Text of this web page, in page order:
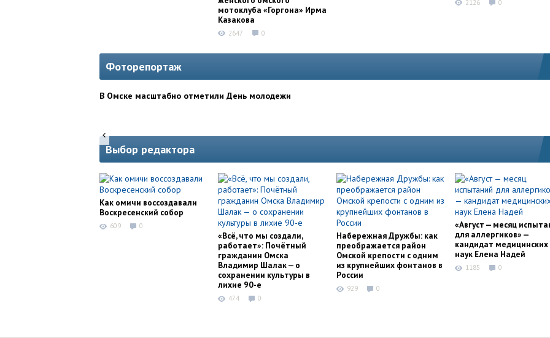
мотоклуба «Горгона» Ирма
Казакова
2647 0
2126 0
Фоторепортаж
В Омске масштабно отметили День молодежи
Выбор редактора
Как омичи воссоздавали
Воскресенский собор
609 0
«Всё, что мы создали,
работает»: Почётный
гражданин Омска
Владимир Шалак — о
сохранении культуры в
лихие 90-е
474 0
Набережная Дружбы: как
преображается район
Омской крепости с одним
из крупнейших фонтанов в
России
929 0
«Август — месяц
для аллергиков» —
кандидат медицинских
наук Елена Надей
1185 0